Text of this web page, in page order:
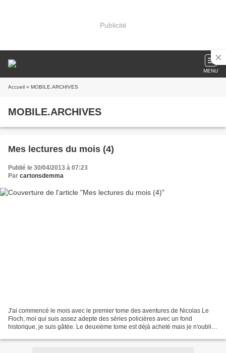
Publicité
MENU
Accueil » MOBILE.ARCHIVES
MOBILE.ARCHIVES
Mes lectures du mois (4)
Publié le 30/04/2013 à 07:23
Par cartonsdemma
J'ai commencé le mois avec le premier tome des aventures de Nicolas Le
Floch, moi qui suis assez adepte des séries policières avec un fond
historique, je suis gâtée. Le deuxième tome est déjà acheté mais je n'oublie